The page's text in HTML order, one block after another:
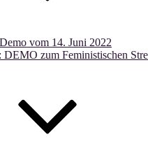
vom 14. Juni 2022
zum Feministischen